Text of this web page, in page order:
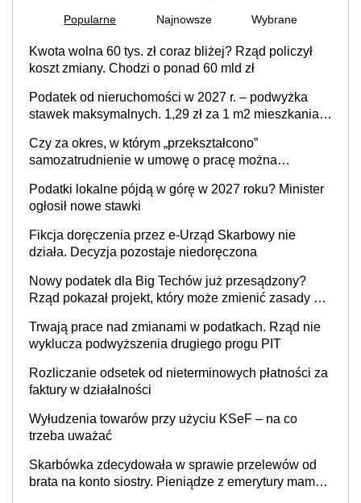
Popularne Najnowsze Wybrane
Kwota wolna 60 tys. zł coraz bliżej? Rząd policzył
koszt zmiany. Chodzi o ponad 60 mld zł
Podatek od nieruchomości w 2027 r. – podwyżka
stawek maksymalnych. 1,29 zł za 1 m2 mieszkania,
prowadzeniem działalności gospodarczej
Czy za okres, w którym „przekształcono”
samozatrudnienie w umowę o pracę można
cywilnoprawnej jedynym racjonalnym wyjściem
Podatki lokalne pójdą w górę w 2027 roku? Minister
ogłosił nowe stawki
Fikcja doręczenia przez e-Urząd Skarbowy nie
działa. Decyzja pozostaje niedoręczona
Nowy podatek dla Big Techów już przesądzony?
Rząd pokazał projekt, który może zmienić zasady gry
Trwają prace nad zmianami w podatkach. Rząd nie
wyklucza podwyższenia drugiego progu PIT
Rozliczanie odsetek od nieterminowych płatności za
faktury w działalności
Wyłudzenia towarów przy użyciu KSeF – na co
trzeba uważać
Skarbówka zdecydowała w sprawie przelewów od
brata na konto siostry. Pieniądze z emerytury mamy